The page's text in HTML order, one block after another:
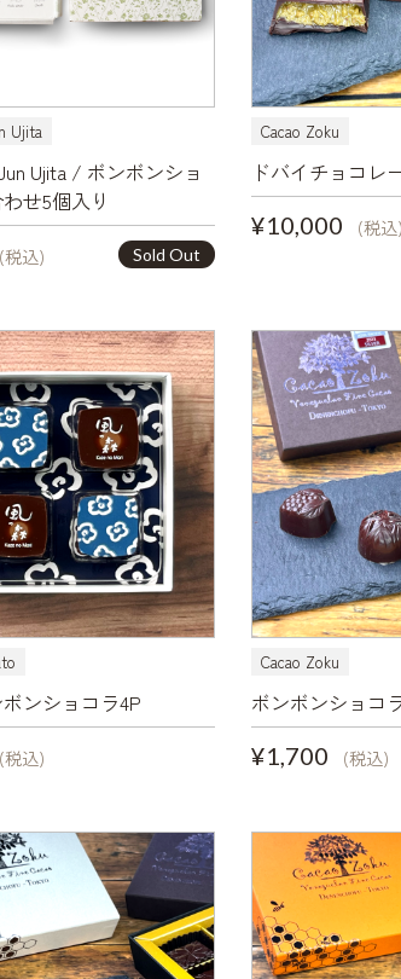
Ujita
Ujita / ボンボンショ
せ5個入り
(税込) Sold Out
Cacao Zoku
ドバイチョコレ
¥10,000
(税込)
ンショコラ4P
(税込)
Cacao Zoku
ボンボンショコ
¥1,700
(税込)